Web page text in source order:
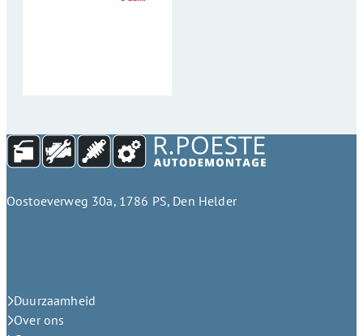
Oostoeverweg 30a, 1786 PS, Den Helder
Duurzaamheid
Over ons